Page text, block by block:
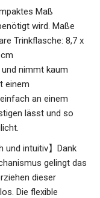
Maß
wird. Maße
Trinkflasche: 8,7 x
nimmt kaum
einem
an einem
lässt und so
und intuitiv】Dank
gelingt das
dieser
Die flexible